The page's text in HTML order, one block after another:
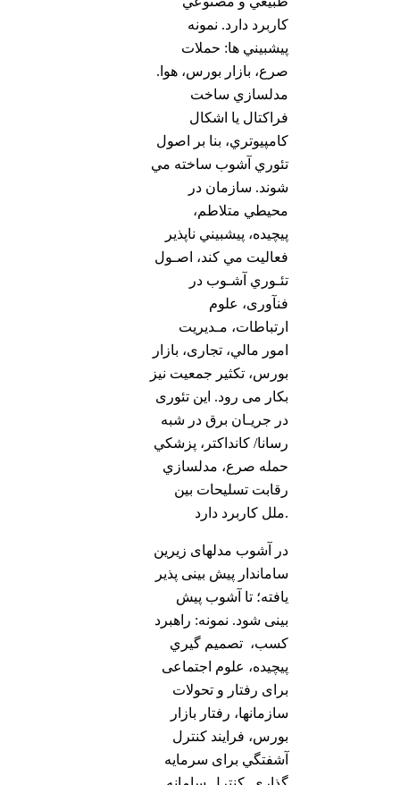
کاربرد دارد. نمونه
پيشبيني ها: حملات
صرع، بازار بورس، هوا.
مدلسازي ساخت
فراكتال یا اشكال
كامپيوتري، بنا بر اصول
تئوري آشوب ساخته مي
شوند. سازمان در
محيطي متلاطم،
پيچيده، پيشبيني ناپذیر
فعاليت مي كند، اصـول
تئـوري آشـوب در
فنآوری، علوم
ارتباطات، مـديريت
امور مالي، تجاری، بازار
بورس، تکثیر جمعیت نیز
بکار می رود. این تئوری
در جريـان برق در شبه
رسانا/ کانداکتر، پزشكي
حمله صرع، مدلسازي
رقابت تسليحات بين
ملل كاربرد دارد.
در آشوب مدلهای زیرین
ساماندار پیش بینی پذیر
یافته؛ تا آشوب پیش
بینی شود. نمونه: راهبرد
كسب، تصميم گيري
پيچيده، علوم اجتماعی
برای رفتار و تحولات
سازمانها، رفتار بازار
بورس، فرايند كنترل
آشفتگي برای سرمایه